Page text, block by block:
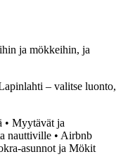
ja mökkeihin, ja
– valitse luonto,
• Myytävät ja
nauttiville • Airbnb
asunnot ja Mökit